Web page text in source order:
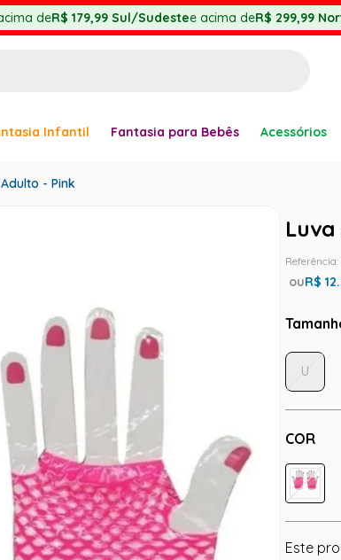
deR$ 179,99 Sul/Sudestee acima deR$ 299,99
Infantil Fantasia para Bebês Acessórios
- Pink
Referência:
ouR$
COR
U
Este